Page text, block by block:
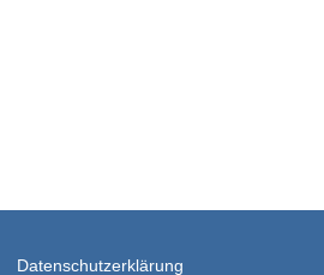
Datenschutzerklärung